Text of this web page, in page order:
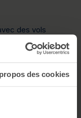
des cookies
des vols
Nantes. Nantes
NAVairport vous
à moins que vous